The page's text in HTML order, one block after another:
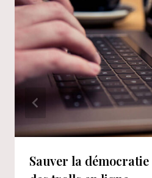
Sauver la